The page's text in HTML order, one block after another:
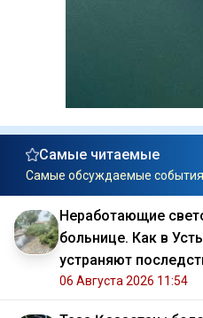
Самые читаемые
Самые обсуждаемые
Неработающие
больнице. Как в
устраняют
06 Августа 2026 11:54